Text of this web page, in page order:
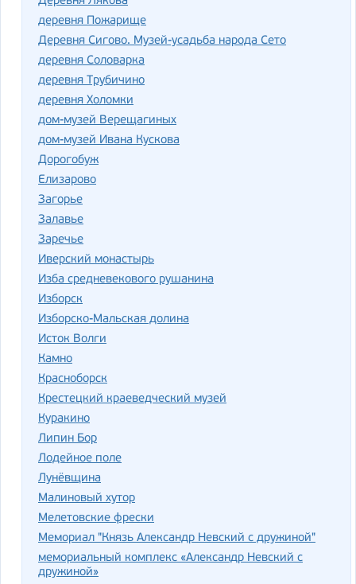
деревня Пожарище
Деревня Сигово. Музей-усадьба народа Сето
деревня Соловарка
деревня Трубичино
деревня Холомки
дом-музей Верещагиных
дом-музей Ивана Кускова
Дорогобуж
Елизарово
Загорье
Залавье
Заречье
Иверский монастырь
Изба средневекового рушанина
Изборск
Изборско-Мальская долина
Исток Волги
Камно
Красноборск
Крестецкий краеведческий музей
Куракино
Липин Бор
Лодейное поле
Лунёвщина
Малиновый хутор
Мелетовские фрески
Мемориал "Князь Александр Невский с дружиной"
мемориальный комплекс «Александр Невский с
дружиной»